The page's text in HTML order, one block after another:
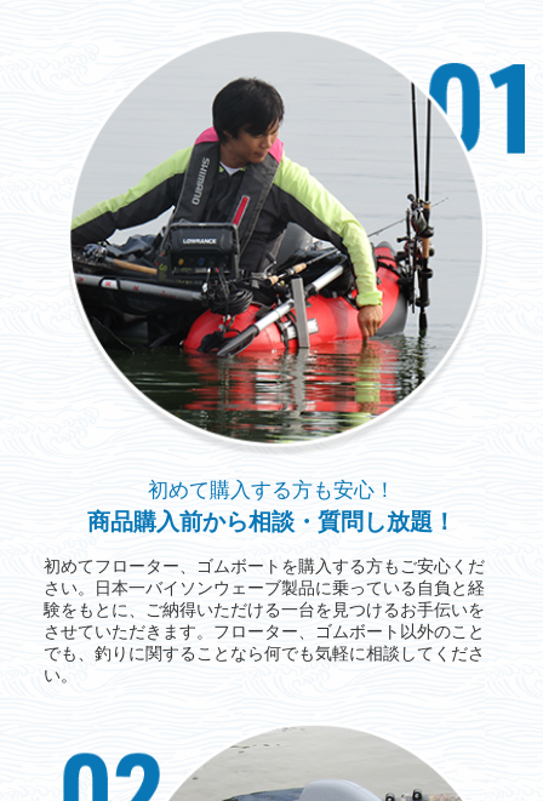
初めて購入する方も安心！
商品購入前から相談・質問し放題！
初めてフローター、ゴムボートを購入する方もご安心くだ
さい。日本一バイソンウェーブ製品に乗っている自負と経
験をもとに、ご納得いただける一台を見つけるお手伝いを
させていただきます。フローター、ゴムボート以外のこと
でも、釣りに関することなら何でも気軽に相談してくださ
い。